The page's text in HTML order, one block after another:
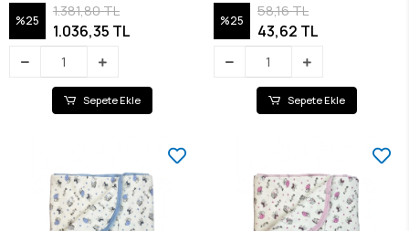
%25
1.381,80 TL
1.036,35 TL
Sepete Ekle
%25
58,16 TL
43,62 TL
Sepete Ekle